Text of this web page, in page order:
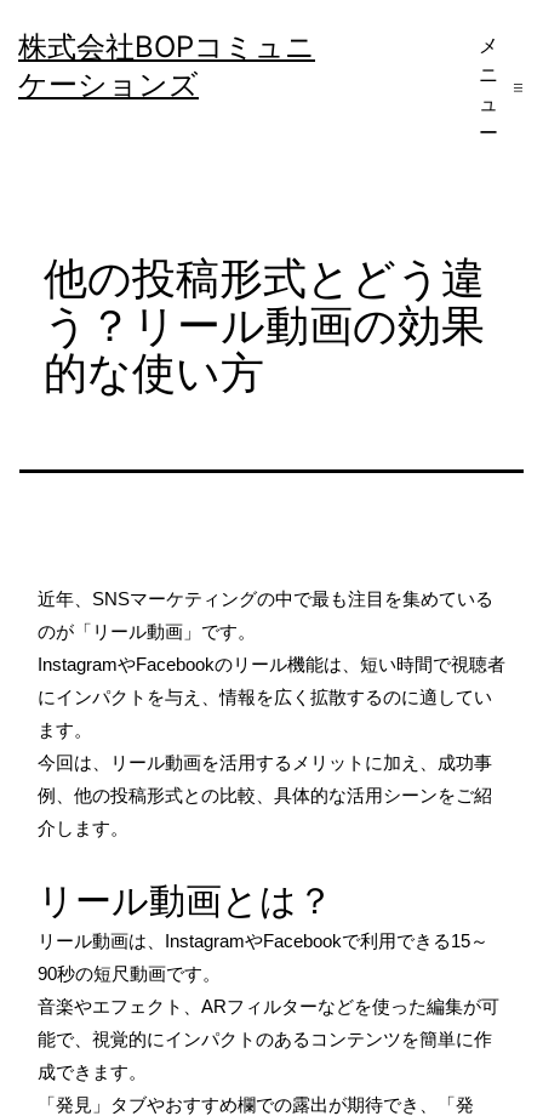
ン
テ
株式会社BOPコミュニ
ケーションズ
メ
ニ
ュ
ー
他の投稿形式とどう違
う？リール動画の効果
的な使い方
近年、SNSマーケティングの中で最も注目を集めている
のが「リール動画」です。
InstagramやFacebookのリール機能は、短い時間で視聴者
にインパクトを与え、情報を広く拡散するのに適してい
ます。
今回は、リール動画を活用するメリットに加え、成功事
例、他の投稿形式との比較、具体的な活用シーンをご紹
介します。
リール動画とは？
リール動画は、InstagramやFacebookで利用できる15～
90秒の短尺動画です。
音楽やエフェクト、ARフィルターなどを使った編集が可
能で、視覚的にインパクトのあるコンテンツを簡単に作
成できます。
「発見」タブやおすすめ欄での露出が期待でき、「発